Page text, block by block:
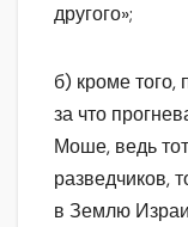
другого»;
б) кроме того,
за что
Моше, ведь
разведчиков,
в Землю